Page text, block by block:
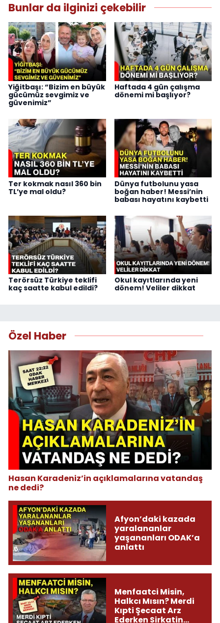
Bunlar da ilginizi çekebilir
Yiğitbaşı: “Bizim en büyük
gücümüz sevgimiz ve
güvenimiz”
Haftada 4 gün çalışma
dönemi mi başlıyor?
Ter kokmak nasıl 360 bin
TL’ye mal oldu?
Dünya futbolunu yasa
boğan haber! Messi’nin
babası hayatını kaybetti
Terörsüz Türkiye teklifi
kaç saatte kabul edildi?
Okul kayıtlarında yeni
dönem! Veliler dikkat
Özel Haber
Hasan Karadeniz’in açıklamalarına vatandaş
ne dedi?
Afyon’daki kazada
yaralananlar
yaşananları ODAK’a
anlattı
Menfaatci Misin,
Halkcı Mısın? Merdi
Kıpti Şecaat Arz
Ederken Sirkatin